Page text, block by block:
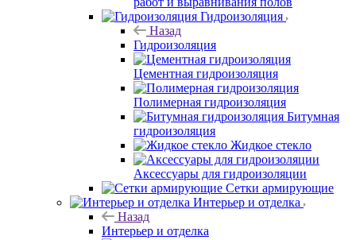
Гидроизоляция
Назад
Гидроизоляция
Цементная гидроизоляция
Полимерная гидроизоляция
Битумная
гидроизоляция
Жидкое стекло
Аксессуары для гидроизоляции
Сетки армирующие
Интерьер и отделка
Назад
Интерьер и отделка